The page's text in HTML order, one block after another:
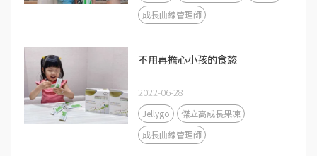
成長曲線管理師
不用再擔心小孩的食慾
2022-06-28
Jellygo
傑立高成長果凍
成長曲線管理師